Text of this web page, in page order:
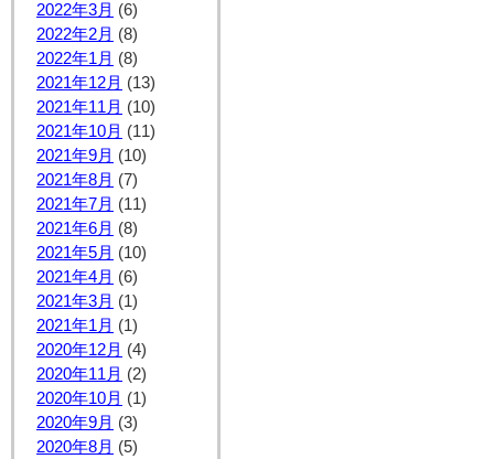
2022年3月 (6)
2022年2月 (8)
2022年1月 (8)
2021年12月 (13)
2021年11月 (10)
2021年10月 (11)
2021年9月 (10)
2021年8月 (7)
2021年7月 (11)
2021年6月 (8)
2021年5月 (10)
2021年4月 (6)
2021年3月 (1)
2021年1月 (1)
2020年12月 (4)
2020年11月 (2)
2020年10月 (1)
2020年9月 (3)
2020年8月 (5)